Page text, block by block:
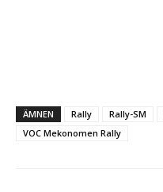
ÄMNEN Rally Rally-SM
VOC Mekonomen Rally